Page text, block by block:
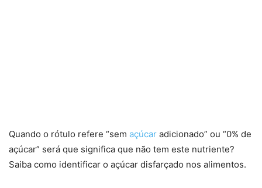
Quando o rótulo refere “sem açúcar adicionado” ou “0% de
açúcar” será que significa que não tem este nutriente?
Saiba como identificar o açúcar disfarçado nos alimentos.